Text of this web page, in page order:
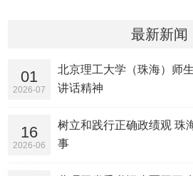
最新新闻
01
2026-07
北京理工大学（珠海）师
讲话精神
16
2026-06
树立和践行正确政绩观 珠
事